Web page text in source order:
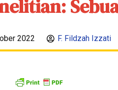
2022 F. Fildzah Izzati